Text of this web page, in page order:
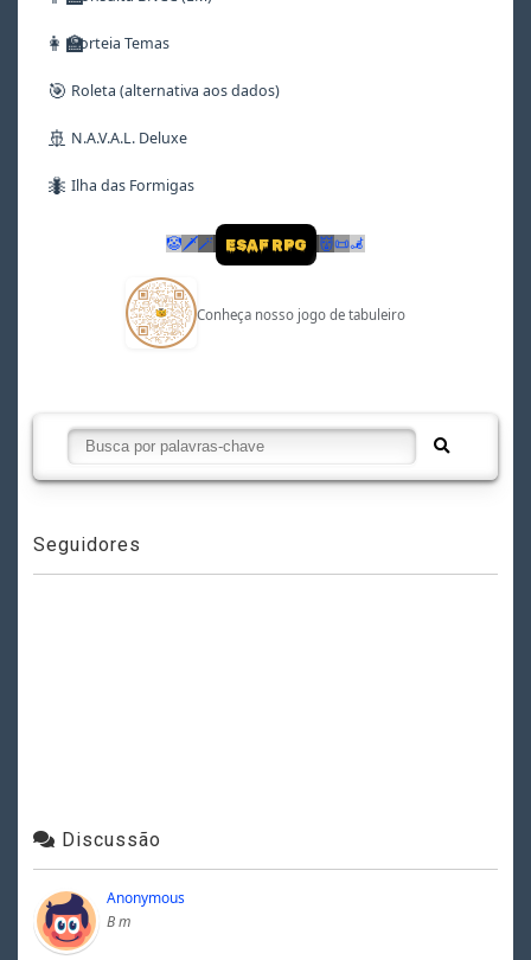
👩‍🏫Sorteia Temas
🎯 Roleta (alternativa aos dados)
🚢 N.A.V.A.L. Deluxe
🐜 Ilha das Formigas
🤡 🗡🪄 ESAF RPG 👹📜🦼
Conheça nosso jogo de tabuleiro
Seguidores
Discussão
Anonymous
B m